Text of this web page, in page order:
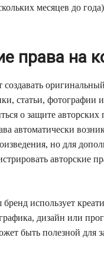
месяцев до
права на
статьи, фотографии
о защите авторских
автоматически
но для
авторские
использует
дизайн или
быть полезной для